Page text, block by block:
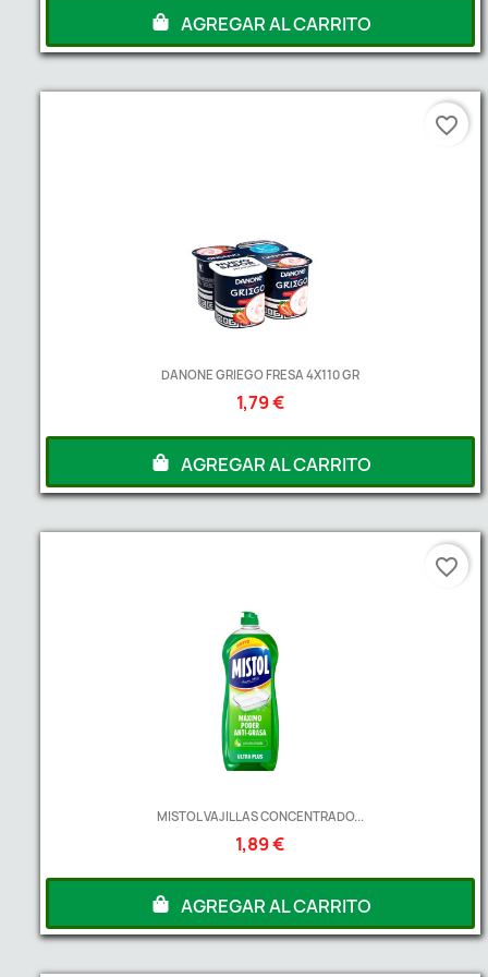
AGREGAR AL CARRITO
DANONE GRIEGO FRESA 4X110 GR
1,79 €
AGREGAR AL CARRITO
favorite_border
MISTOL VAJILLAS CONCENTRADO...
1,89 €
AGREGAR AL CARRITO
favorite_border